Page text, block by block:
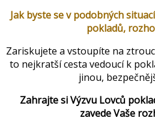
Jak byste se v podobných
pokladů,
Zariskujete a vstoupíte na
to nejkratší cesta vedoucí k
jinou,
Zahrajte si Výzvu Lovců
zavede Vaše